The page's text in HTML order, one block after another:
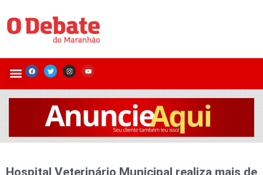
Hospital Veterinário Municipal realiza mais de